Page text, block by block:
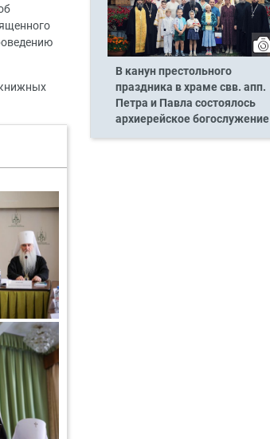
В канун престольного
праздника в храме свв. апп.
Петра и Павла состоялось
архиерейское богослужение